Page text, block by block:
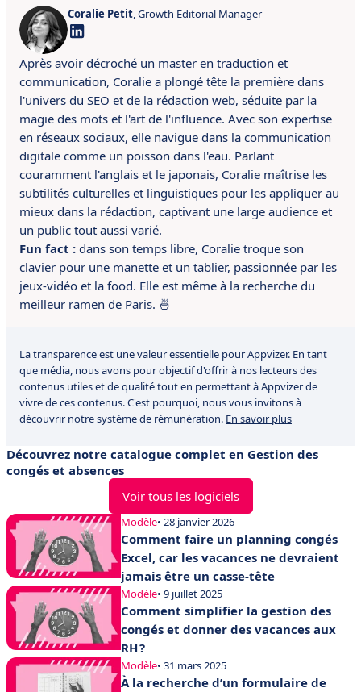
Coralie Petit, Growth Editorial Manager
Après avoir décroché un master en traduction et
communication, Coralie a plongé tête la première dans
l'univers du SEO et de la rédaction web, séduite par la
magie des mots et l'art de l'influence. Avec son expertise
en réseaux sociaux, elle navigue dans la communication
digitale comme un poisson dans l'eau. Parlant
couramment l'anglais et le japonais, Coralie maîtrise les
subtilités culturelles et linguistiques pour les appliquer au
mieux dans la rédaction, captivant une large audience et
un public tout aussi varié.
Fun fact : dans son temps libre, Coralie troque son
clavier pour une manette et un tablier, passionnée par les
jeux-vidéo et la food. Elle est même à la recherche du
meilleur ramen de Paris. 🍜
La transparence est une valeur essentielle pour Appvizer. En tant
que média, nous avons pour objectif d'offrir à nos lecteurs des
contenus utiles et de qualité tout en permettant à Appvizer de
vivre de ces contenus. C'est pourquoi, nous vous invitons à
découvrir notre système de rémunération. En savoir plus
Découvrez notre catalogue complet en Gestion des
congés et absences
Voir tous les logiciels
Modèle• 28 janvier 2026
Comment faire un planning congés
Excel, car les vacances ne devraient
jamais être un casse-tête
Modèle• 9 juillet 2025
Comment simplifier la gestion des
congés et donner des vacances aux
RH ?
Modèle• 31 mars 2025
À la recherche d’un formulaire de